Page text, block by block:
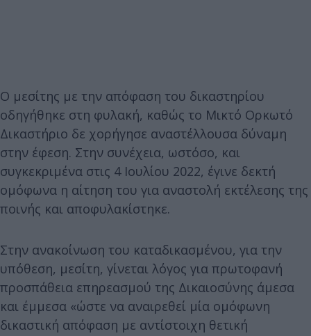
Ο μεσίτης με την απόφαση του δικαστηρίου
οδηγήθηκε στη φυλακή, καθώς το Μικτό Ορκωτό
Δικαστήριο δε χορήγησε αναστέλλουσα δύναμη
στην έφεση. Στην συνέχεια, ωστόσο, και
συγκεκριμένα στις 4 Ιουλίου 2022, έγινε δεκτή
ομόφωνα η αίτηση του για αναστολή εκτέλεσης της
ποινής και αποφυλακίστηκε.
Στην ανακοίνωση του καταδικασμένου, για την
υπόθεση, μεσίτη, γίνεται λόγος για πρωτοφανή
προσπάθεια επηρεασμού της Δικαιοσύνης άμεσα
και έμμεσα «ώστε να αναιρεθεί μία ομόφωνη
δικαστική απόφαση με αντίστοιχη θετική